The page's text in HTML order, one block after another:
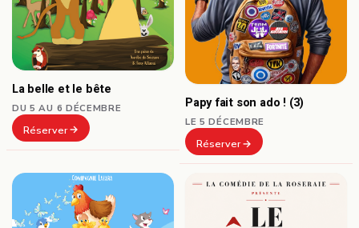
La belle et le bête
DU 5 AU 6 DÉCEMBRE
Réserver
Papy fait son ado ! (3)
LE 5 DÉCEMBRE
Réserver